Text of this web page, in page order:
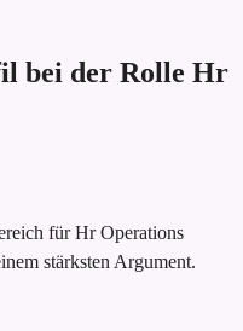
bei der Rolle Hr
für Hr Operations
stärksten Argument.